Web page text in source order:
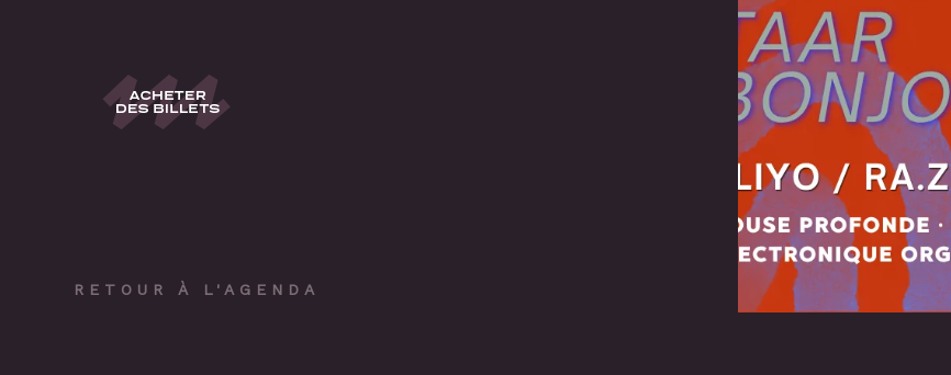
RETOUR À L'AGENDA